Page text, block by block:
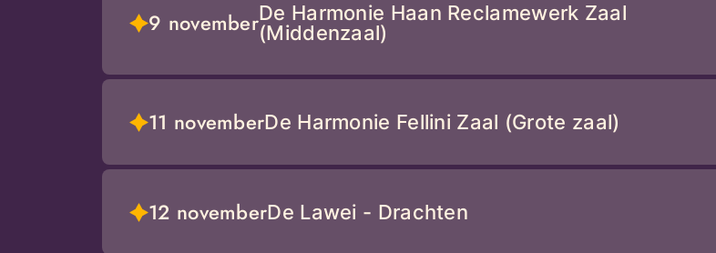
9 novemberDe Harmonie Haan Reclamewerk Zaal
(Middenzaal)
11 novemberDe Harmonie Fellini Zaal (Grote zaal)
12 novemberDe Lawei - Drachten